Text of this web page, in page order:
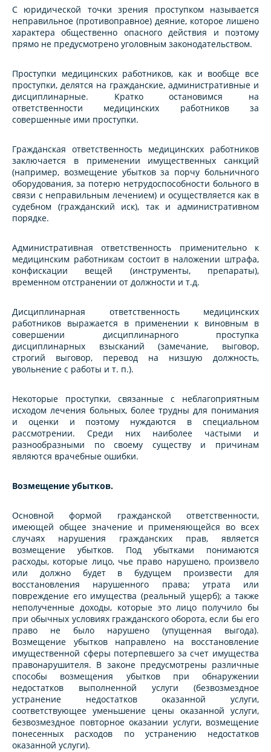
С юридической точки зрения проступком называется
неправильное (противоправное) деяние, которое лишено
характера общественно опасного действия и поэтому
прямо не предусмотрено уголовным законодательством.
Проступки медицинских работников, как и вообще все
проступки, делятся на гражданские, административные и
дисциплинарные. Кратко остановимся на
ответственности медицинских работников за
совершенные ими проступки.
Гражданская ответственность медицинских работников
заключается в применении имущественных санкций
(например, возмещение убытков за порчу больничного
оборудования, за потерю нетрудоспособности больного в
связи с неправильным лечением) и осуществляется как в
судебном (гражданский иск), так и административном
порядке.
Административная ответственность применительно к
медицинским работникам состоит в наложении штрафа,
конфискации вещей (инструменты, препараты),
временном отстранении от должности и т.д.
Дисциплинарная ответственность медицинских
работников выражается в применении к виновным в
совершении дисциплинарного проступка
дисциплинарных взысканий (замечание, выговор,
строгий выговор, перевод на низшую должность,
увольнение с работы и т. п.).
Некоторые проступки, связанные с неблагоприятным
исходом лечения больных, более трудны для понимания
и оценки и поэтому нуждаются в специальном
рассмотрении. Среди них наиболее частыми и
разнообразными по своему существу и причинам
являются врачебные ошибки.
Возмещение убытков.
Основной формой гражданской ответственности,
имеющей общее значение и применяющейся во всех
случаях нарушения гражданских прав, является
возмещение убытков. Под убытками понимаются
расходы, которые лицо, чье право нарушено, произвело
или должно будет в будущем произвести для
восстановления нарушенного права; утрата или
повреждение его имущества (реальный ущерб); а также
неполученные доходы, которые это лицо получило бы
при обычных условиях гражданского оборота, если бы его
право не было нарушено (упущенная выгода).
Возмещение убытков направлено на восстановление
имущественной сферы потерпевшего за счет имущества
правонарушителя. В законе предусмотрены различные
способы возмещения убытков при обнаружении
недостатков выполненной услуги (безвозмездное
устранение недостатков оказанной услуги,
соответствующее уменьшение цены оказанной услуги,
безвозмездное повторное оказании услуги, возмещение
понесенных расходов по устранению недостатков
оказанной услуги).